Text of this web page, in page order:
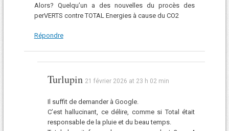
Alors? Quelqu’un a des nouvelles du procès des
perVERTS contre TOTAL Energies à cause du CO2
Répondre
Turlupin 21 février 2026 at 23 h 02 min
Il suffit de demander à Google.
C’est hallucinant, ce délire, comme si Total était
responsable de la pluie et du beau temps.